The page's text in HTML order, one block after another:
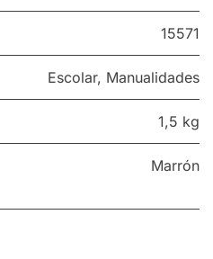
15571
Escolar, Manualidades
1,5 kg
Marrón